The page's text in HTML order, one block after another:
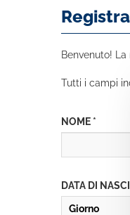
Benvenuto!
Tutti i campi
NOME *
DATA DI